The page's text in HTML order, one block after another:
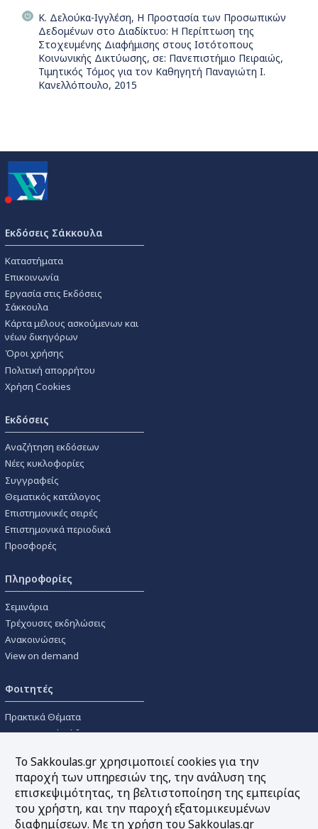
Κ. Δελούκα-Ιγγλέση, Η Προστασία των Προσωπικών
Δεδομένων στο Διαδίκτυο: Η Περίπτωση της
Στοχευμένης Διαφήμισης στους Ιστότοπους
Κοινωνικής Δικτύωσης, σε: Πανεπιστήμιο Πειραιώς,
Τιμητικός Τόμος για τον Καθηγητή Παναγιώτη Ι.
Κανελλόπουλο, 2015
Εκδόσεις Σάκκουλα
Καταστήματα
Επικοινωνία
Εργασία στις Εκδόσεις
Σάκκουλα
Κάρτα μέλους ασκούμενων και
νέων δικηγόρων
Όροι χρήσης
Πολιτική απορρήτου
Χρήση Cookies
Εκδόσεις
Αναζήτηση εκδόσεων
Νέες κυκλοφορίες
Συγγραφείς
Θεματικός κατάλογος
Επιστημονικές σειρές
Επιστημονικά περιοδικά
Προσφορές
Πληροφορίες
Σεμινάρια
Τρέχουσες εκδηλώσεις
Ανακοινώσεις
View on demand
Φοιτητές
Πρακτικά Θέματα
Οικονομικοί Κώδικες
Συγγραμμάτων
Εργαλεία
Online υπολογισμός τόκων
Το Sakkoulas.gr χρησιμοποιεί cookies για την
παροχή των υπηρεσιών της, την ανάλυση της
επισκεψιμότητας, τη βελτιστοποίηση της εμπειρίας
του χρήστη, και την παροχή εξατομικευμένων
διαφημίσεων. Με τη χρήση του Sakkoulas.gr